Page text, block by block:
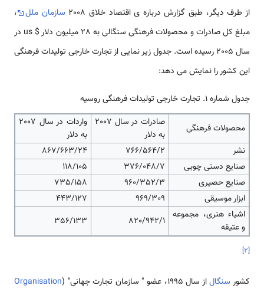
از طرف دیگر، طبق گزارش درباره ی اقتصاد خلاق 2008
سازمان ملل
،
مبلغ کل صادرات و محصولات فرهنگی سنگالی به 28 میلیون دلار $ us در
سال 2005 رسیده است. جدول زیر نمایی از تجارت خارجی تولیدات فرهنگی
این کشور را نمایش می دهد:
جدول شماره 1. تجارت خارجی تولیدات فرهنگی روسیه
محصولات فرهنگی
صادرات در سال 2007
به دلار
واردات در سال 2007
به دلار
نشر
766/564/2
867/663/24
صنایع دستی چوبی
376/048/7
118/105
صنایع حصیری
960/352/3
735/158
ابزار موسیقی
969/309
443/127
اشیاء هنری، مجموعه
و عتیقه
820/942/1
356/133
[۲]
کشور سنگالاز سال 1995، عضو " سازمان تجارت جهانی" (
Organisation